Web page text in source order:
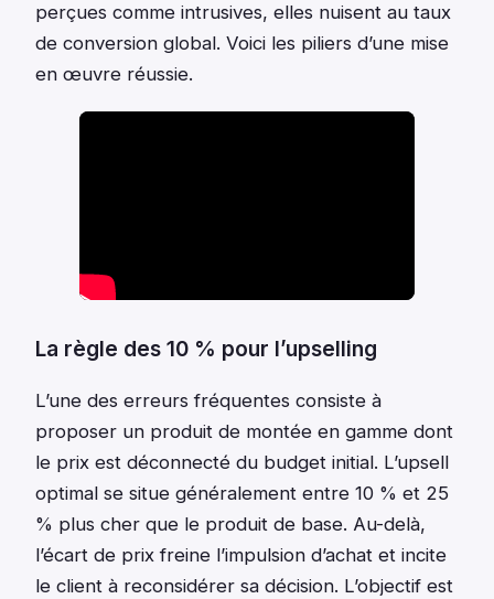
perçues comme intrusives, elles nuisent au taux
de conversion global. Voici les piliers d’une mise
en œuvre réussie.
La règle des 10 % pour l’upselling
L’une des erreurs fréquentes consiste à
proposer un produit de montée en gamme dont
le prix est déconnecté du budget initial. L’upsell
optimal se situe généralement entre 10 % et 25
% plus cher que le produit de base. Au-delà,
l’écart de prix freine l’impulsion d’achat et incite
le client à reconsidérer sa décision. L’objectif est